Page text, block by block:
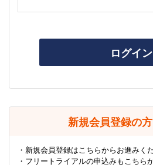
ログイン
新規会員登録の
・新規会員登録はこちらからお進みく
・フリートライアルの申込みもこちらか